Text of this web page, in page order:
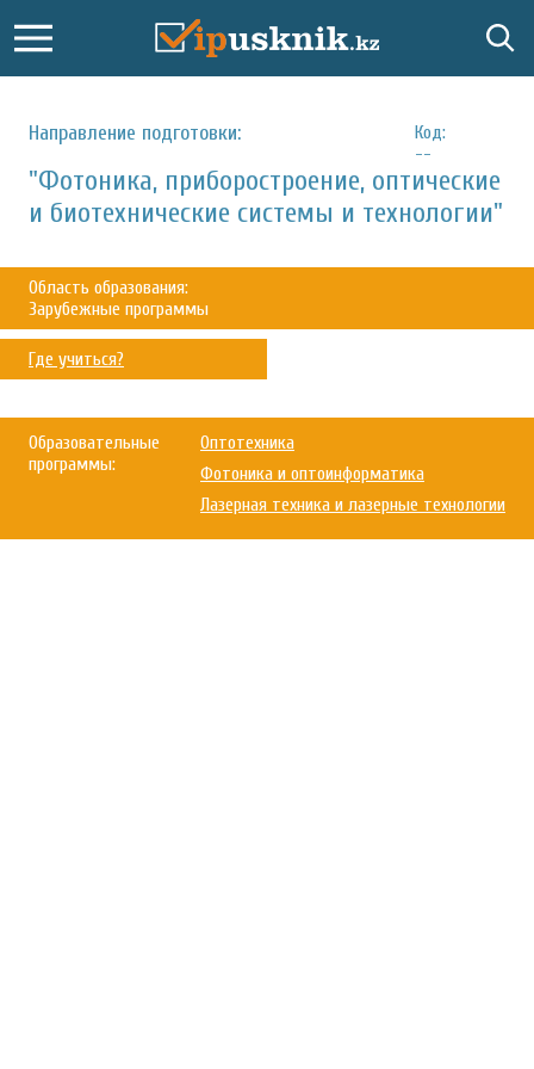
Направление подготовки:
Код:
--
"Фотоника, приборостроение, оптические
и биотехнические системы и технологии"
Область образования:
Зарубежные программы
Где учиться?
Образовательные
программы:
Оптотехника
Фотоника и оптоинформатика
Лазерная техника и лазерные технологии